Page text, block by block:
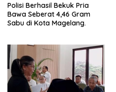
Polisi Berhasil Bekuk Pria
Bawa Seberat 4,46 Gram
Sabu di Kota Magelang.